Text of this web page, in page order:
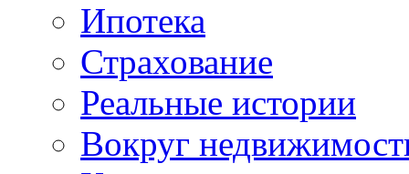
Ипотека
Страхование
Реальные истории
Вокруг